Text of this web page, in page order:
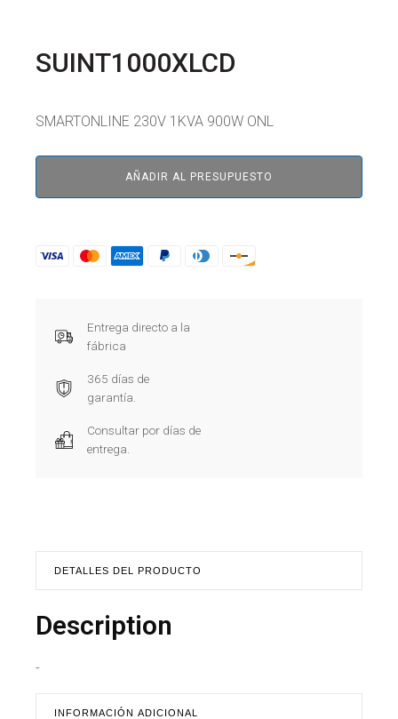
SUINT1000XLCD
SMARTONLINE 230V 1KVA 900W ONL
AÑADIR AL PRESUPUESTO
Entrega directo a la
fábrica
365 días de
garantía.
Consultar por días de
entrega.
DETALLES DEL PRODUCTO
Description
-
INFORMACIÓN ADICIONAL